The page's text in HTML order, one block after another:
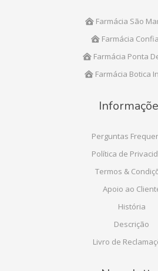
Farmácia São
Farmácia
Farmácia Ponta
Farmácia Botica
Perguntas
Política de
Termos &
Apoio ao
História
Descrição
Livro de